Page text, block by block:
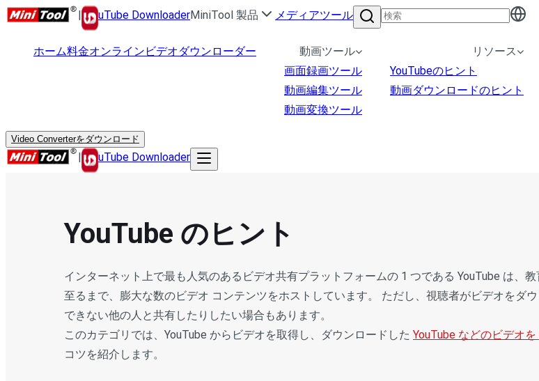
| uTube DownloaderMiniTool 製品 メディアツール
ホーム料金オンラインビデオダウンローダー
動画ツール
画面録画ツール
動画編集ツール
動画変換ツール
リソース
YouTubeのヒント
動画ダウンロードのヒント
Video Converterをダウンロード
| uTube Downloader
YouTube のヒント
インターネット上で最も人気のあるビデオ共有プラットフォームの 1 つである YouTube は、
至るまで、膨大な数のビデオ コンテンツをホストしています。 ただし、視聴者がビデオをダ
できない他の人と共有したりしたい場合もあります。
このカテゴリでは、YouTube からビデオを取得し、ダウンロードした YouTube などのビデオ
コツを紹介します。